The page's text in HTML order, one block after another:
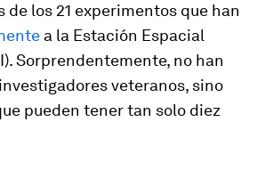
de los 21 experimentos que han
a la Estación Espacial
Sorprendentemente, no han
veteranos, sino
pueden tener tan solo diez